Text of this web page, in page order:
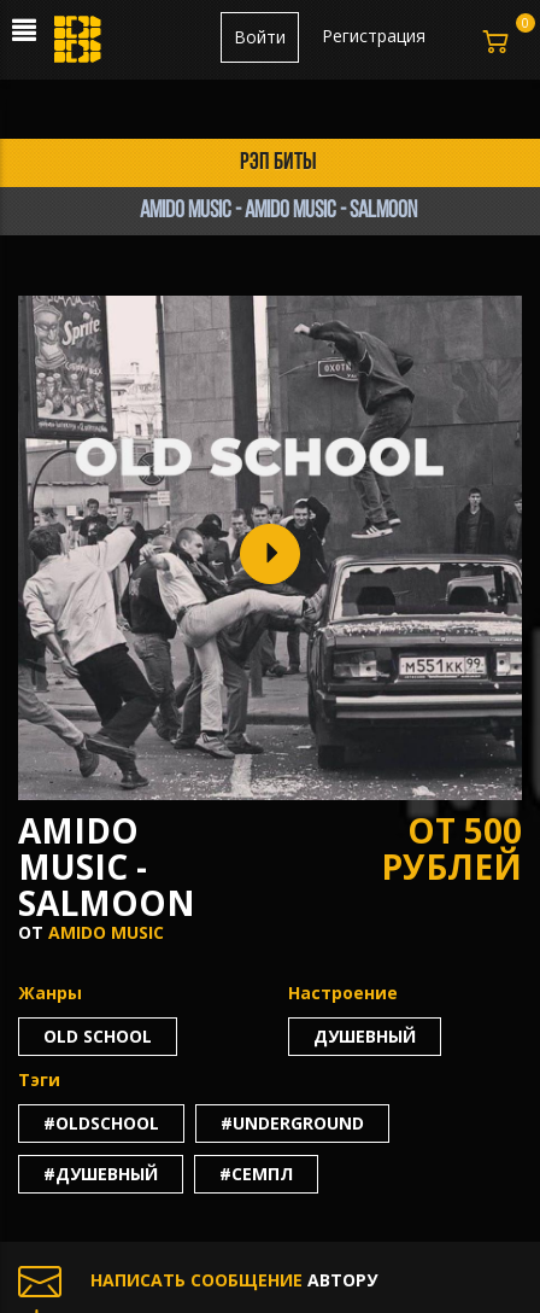
Регистрация
Войти
рэп биты
amido music - amido music - Salmoon
AMIDO
MUSIC -
SALMOON
ОТ AMIDO MUSIC
ОТ 500
РУБЛЕЙ
Жанры
OLD SCHOOL
Настроение
ДУШЕВНЫЙ
Тэги
#OLDSCHOOL
#UNDERGROUND
#ДУШЕВНЫЙ #СЕМПЛ
НАПИСАТЬ СООБЩЕНИЕ АВТОРУ
0